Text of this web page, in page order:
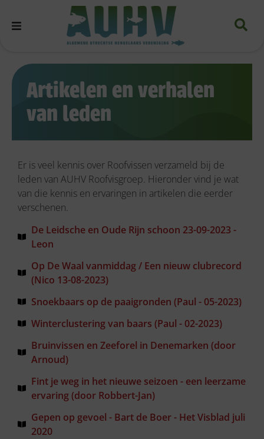
Artikelen en verhalen
van leden
Er is veel kennis over Roofvissen verzameld bij de
leden van AUHV Roofvisgroep. Hieronder vind je wat
van die kennis en ervaringen in artikelen die eerder
verschenen.
De Leidsche en Oude Rijn schoon 23-09-2023 -
Leon
Op De Waal vanmiddag / Een nieuw clubrecord
(Nico 13-08-2023)
Snoekbaars op de paaigronden (Paul - 05-2023)
Winterclustering van baars (Paul - 02-2023)
Bruinvissen en Zeeforel in Denemarken (door
Arnoud)
Fint je weg in het nieuwe seizoen - een leerzame
ervaring (door Robbert-Jan)
Gepen op gevoel - Bart de Boer - Het Visblad juli
2020